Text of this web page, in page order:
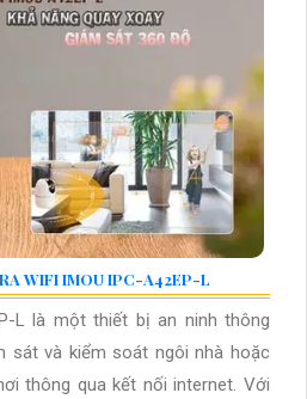
WIFI IMOU IPC-A42EP-L
L là một thiết bị an ninh thông
sát và kiểm soát ngôi nhà hoặc
thông qua kết nối internet. Với